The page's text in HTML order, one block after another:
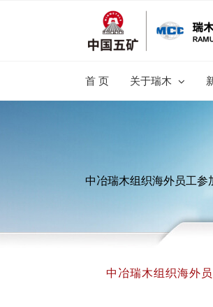
首 页 关于瑞木
中冶瑞木组织海外员工参
中冶瑞木组织海外